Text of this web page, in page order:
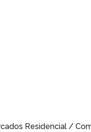
Residencial /